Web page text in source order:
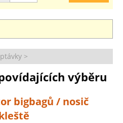
>
výběru
bigbagů / nosič